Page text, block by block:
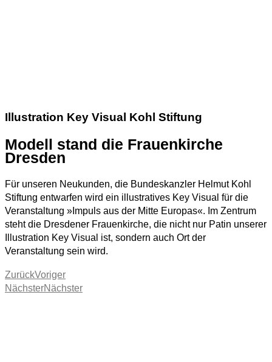
Illustration Key Visual Kohl Stiftung
Modell stand die Frauenkirche
Dresden
Für unseren Neukunden, die Bundeskanzler Helmut Kohl
Stiftung entwarfen wird ein illustratives Key Visual für die
Veranstaltung »Impuls aus der Mitte Europas«. Im Zentrum
steht die Dresdener Frauenkirche, die nicht nur Patin unserer
Illustration Key Visual ist, sondern auch Ort der
Veranstaltung sein wird.
ZurückVoriger
NächsterNächster